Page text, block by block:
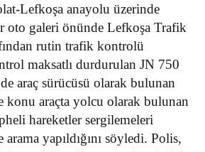
Lefkoşa anayolu üzerinde
oto galeri önünde Lefkoşa Trafik
rutin trafik kontrolü
maksatlı durdurulan JN 750
araç sürücüsü olarak bulunan
konu araçta yolcu olarak bulunan
hareketler sergilemeleri
yapıldığını söyledi. Polis,